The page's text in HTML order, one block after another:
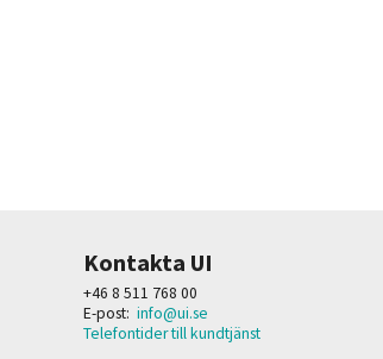
Kontakta UI
+46 8 511 768 00
E-post: info@ui.se
Telefontider till kundtjänst